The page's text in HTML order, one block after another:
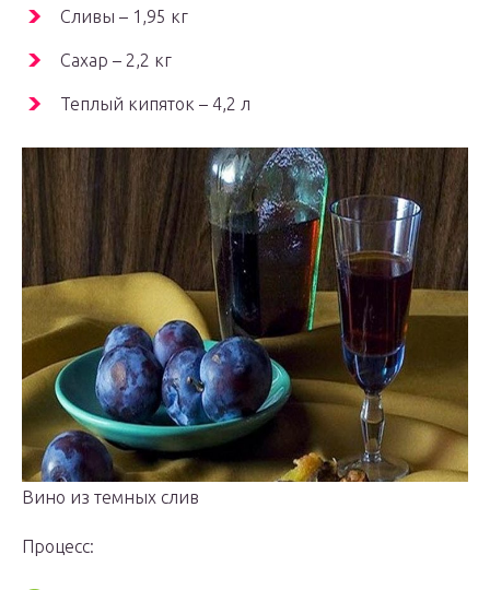
Сливы – 1,95 кг
Сахар – 2,2 кг
Теплый кипяток – 4,2 л
Вино из темных слив
Процесс: